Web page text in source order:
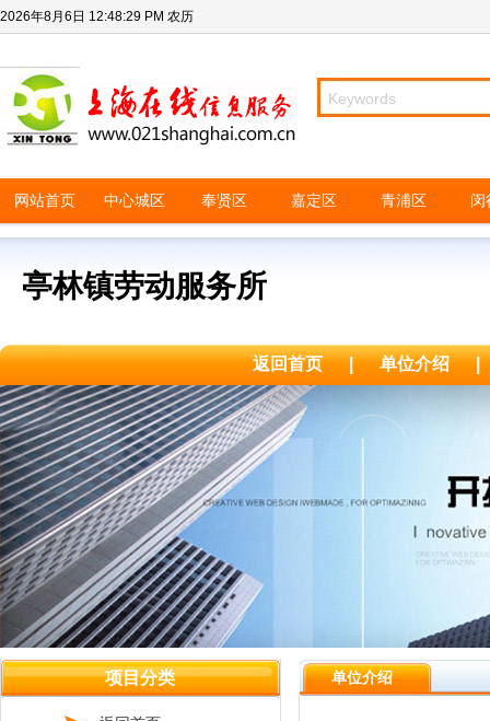
2026年8月6日 12:48:29 PM 农历
网站首页 中心城区 奉贤区 嘉定区 青浦区 闵
亭林镇劳动服务所
返回首页 | 单位介绍 |
项目分类 单位介绍